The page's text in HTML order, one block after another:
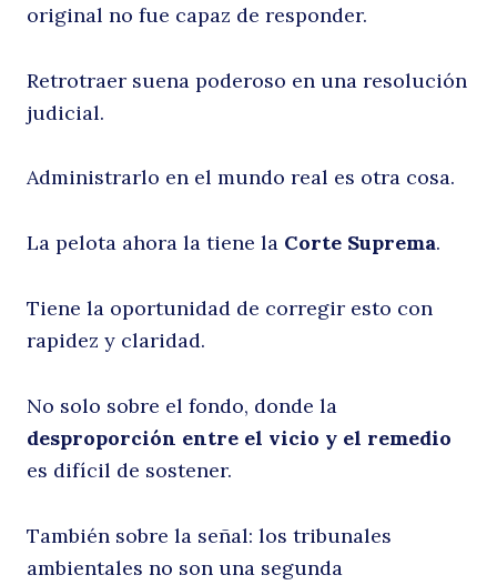
original no fue capaz de responder.
Retrotraer suena poderoso en una resolución
judicial.
Administrarlo en el mundo real es otra cosa.
La pelota ahora la tiene la Corte Suprema.
Tiene la oportunidad de corregir esto con
rapidez y claridad.
No solo sobre el fondo, donde la
desproporción entre el vicio y el remedio
es difícil de sostener.
También sobre la señal: los tribunales
ambientales no son una segunda